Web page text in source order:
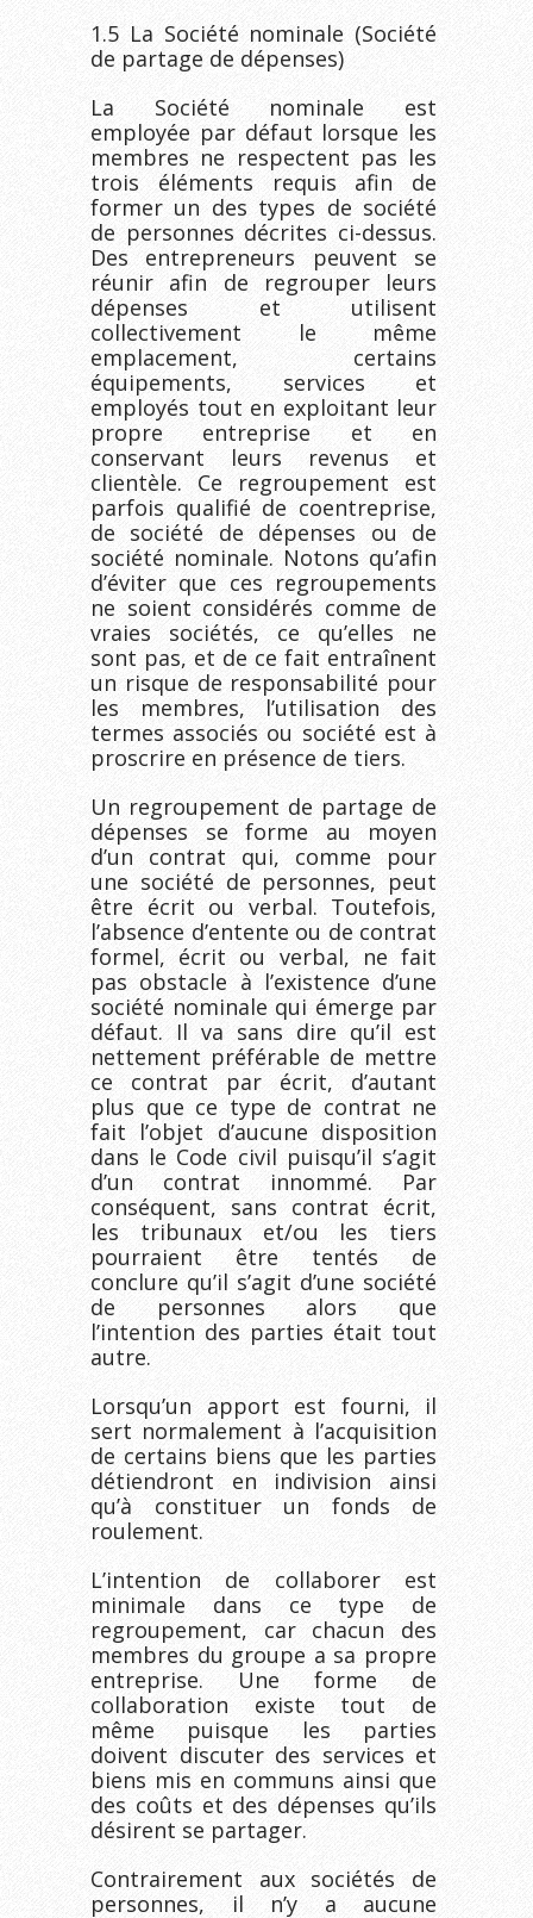
1.5 La Société nominale (Société
de partage de dépenses)
La Société nominale est
employée par défaut lorsque les
membres ne respectent pas les
trois éléments requis afin de
former un des types de société
de personnes décrites ci-dessus.
Des entrepreneurs peuvent se
réunir afin de regrouper leurs
dépenses et utilisent
collectivement le même
emplacement, certains
équipements, services et
employés tout en exploitant leur
propre entreprise et en
conservant leurs revenus et
clientèle. Ce regroupement est
parfois qualifié de coentreprise,
de société de dépenses ou de
société nominale. Notons qu’afin
d’éviter que ces regroupements
ne soient considérés comme de
vraies sociétés, ce qu’elles ne
sont pas, et de ce fait entraînent
un risque de responsabilité pour
les membres, l’utilisation des
termes associés ou société est à
proscrire en présence de tiers.
Un regroupement de partage de
dépenses se forme au moyen
d’un contrat qui, comme pour
une société de personnes, peut
être écrit ou verbal. Toutefois,
l’absence d’entente ou de contrat
formel, écrit ou verbal, ne fait
pas obstacle à l’existence d’une
société nominale qui émerge par
défaut. Il va sans dire qu’il est
nettement préférable de mettre
ce contrat par écrit, d’autant
plus que ce type de contrat ne
fait l’objet d’aucune disposition
dans le Code civil puisqu’il s’agit
d’un contrat innommé. Par
conséquent, sans contrat écrit,
les tribunaux et/ou les tiers
pourraient être tentés de
conclure qu’il s’agit d’une société
de personnes alors que
l’intention des parties était tout
autre.
Lorsqu’un apport est fourni, il
sert normalement à l’acquisition
de certains biens que les parties
détiendront en indivision ainsi
qu’à constituer un fonds de
roulement.
L’intention de collaborer est
minimale dans ce type de
regroupement, car chacun des
membres du groupe a sa propre
entreprise. Une forme de
collaboration existe tout de
même puisque les parties
doivent discuter des services et
biens mis en communs ainsi que
des coûts et des dépenses qu’ils
désirent se partager.
Contrairement aux sociétés de
personnes, il n’y a aucune